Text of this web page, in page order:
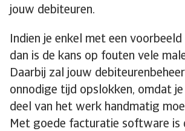
jouw debiteuren.
Indien je enkel met een
dan is de kans op fouten vele
Daarbij zal jouw
onnodige tijd opslokken, omdat
deel van het werk handmatig
Met goede facturatie software is